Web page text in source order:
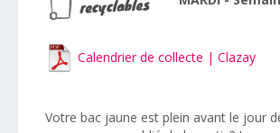
Calendrier de collecte | Clazay
Votre bac jaune est plein avant le jour